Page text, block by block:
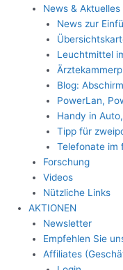
News & Aktuelles
News zur
Leuchtmittel
Blog:
PowerLan,
Handy in
Tipp für
Telefonate im
Forschung
Videos
Nützliche Links
AKTIONEN
Newsletter
Empfehlen Sie
Affiliates